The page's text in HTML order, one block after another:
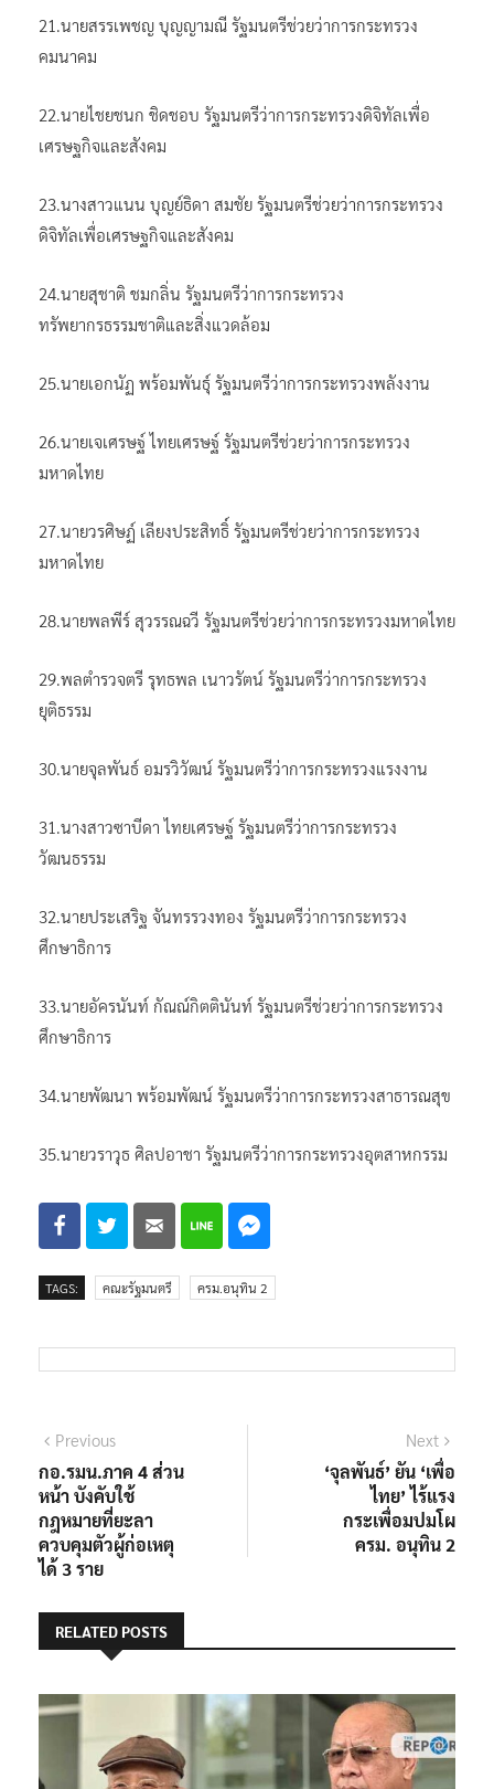
21.นายสรรเพชญ บุญญามณี รัฐมนตรีช่วยว่าการกระทรวง
คมนาคม
22.นายไชยชนก ชิดชอบ รัฐมนตรีว่าการกระทรวงดิจิทัลเพื่อ
เศรษฐกิจและสังคม
23.นางสาวแนน บุญย์ธิดา สมชัย รัฐมนตรีช่วยว่าการกระทรวง
ดิจิทัลเพื่อเศรษฐกิจและสังคม
24.นายสุชาติ ชมกลิ่น รัฐมนตรีว่าการกระทรวง
ทรัพยากรธรรมชาติและสิ่งแวดล้อม
25.นายเอกนัฏ พร้อมพันธุ์ รัฐมนตรีว่าการกระทรวงพลังงาน
26.นายเจเศรษฐ์ ไทยเศรษฐ์ รัฐมนตรีช่วยว่าการกระทรวง
มหาดไทย
27.นายวรศิษฏ์ เลียงประสิทธิ์ รัฐมนตรีช่วยว่าการกระทรวง
มหาดไทย
28.นายพลพีร์ สุวรรณฉวี รัฐมนตรีช่วยว่าการกระทรวงมหาดไทย
29.พลตำรวจตรี รุทธพล เนาวรัตน์ รัฐมนตรีว่าการกระทรวง
ยุติธรรม
30.นายจุลพันธ์ อมรวิวัฒน์ รัฐมนตรีว่าการกระทรวงแรงงาน
31.นางสาวซาบีดา ไทยเศรษฐ์ รัฐมนตรีว่าการกระทรวง
วัฒนธรรม
32.นายประเสริฐ จันทรรวงทอง รัฐมนตรีว่าการกระทรวง
ศึกษาธิการ
33.นายอัครนันท์ กัณณ์กิตตินันท์ รัฐมนตรีช่วยว่าการกระทรวง
ศึกษาธิการ
34.นายพัฒนา พร้อมพัฒน์ รัฐมนตรีว่าการกระทรวงสาธารณสุข
35.นายวราวุธ ศิลปอาชา รัฐมนตรีว่าการกระทรวงอุตสาหกรรม
TAGS: คณะรัฐมนตรี ครม.อนุทิน 2
แนะแนว
เรื่อง
PreviousPrevious
post:
กอ.รมน.ภาค 4 ส่วน
หน้า บังคับใช้
กฎหมายที่ยะลา
ควบคุมตัวผู้ก่อเหตุ
ได้ 3 ราย
Next
‘จุลพันธ์’ ยัน ‘เพื่อ
ไทย’ ไร้แรง
กระเพื่อมปมโผ
ครม. อนุทิน 2
RELATED POSTS